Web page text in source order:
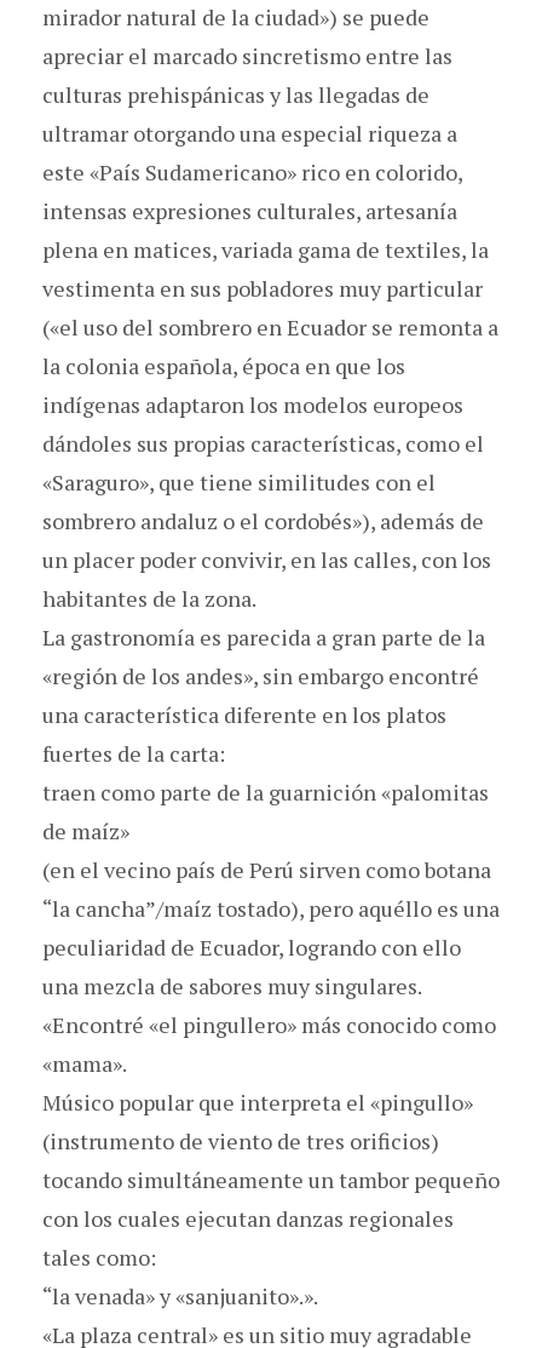
mirador natural de la ciudad») se puede
apreciar el marcado sincretismo entre las
culturas prehispánicas y las llegadas de
ultramar otorgando una especial riqueza a
este «País Sudamericano» rico en colorido,
intensas expresiones culturales, artesanía
plena en matices, variada gama de textiles, la
vestimenta en sus pobladores muy particular
(«el uso del sombrero en Ecuador se remonta a
la colonia española, época en que los
indígenas adaptaron los modelos europeos
dándoles sus propias características, como el
«Saraguro», que tiene similitudes con el
sombrero andaluz o el cordobés»), además de
un placer poder convivir, en las calles, con los
habitantes de la zona.
La gastronomía es parecida a gran parte de la
«región de los andes», sin embargo encontré
una característica diferente en los platos
fuertes de la carta:
traen como parte de la guarnición «palomitas
de maíz»
(en el vecino país de Perú sirven como botana
“la cancha”/maíz tostado), pero aquéllo es una
peculiaridad de Ecuador, logrando con ello
una mezcla de sabores muy singulares.
«Encontré «el pingullero» más conocido como
«mama».
Músico popular que interpreta el «pingullo»
(instrumento de viento de tres orificios)
tocando simultáneamente un tambor pequeño
con los cuales ejecutan danzas regionales
tales como:
“la venada» y «sanjuanito».».
«La plaza central» es un sitio muy agradable